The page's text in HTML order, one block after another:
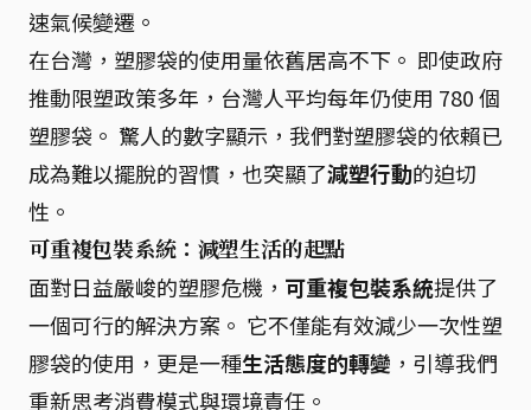
速氣候變遷。
在台灣，塑膠袋的使用量依舊居高不下。 即使政府
推動限塑政策多年，台灣人平均每年仍使用 780 個
塑膠袋。 驚人的數字顯示，我們對塑膠袋的依賴已
成為難以擺脫的習慣，也突顯了減塑行動的迫切
性。
可重複包裝系統：減塑生活的起點
面對日益嚴峻的塑膠危機， 可重複包裝系統提供了
一個可行的解決方案。 它不僅能有效減少一次性塑
膠袋的使用，更是一種生活態度的轉變 ，引導我們
重新思考消費模式與環境責任。